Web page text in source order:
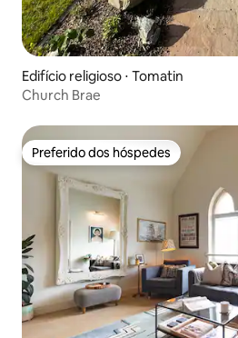
Edifício religioso ⋅ Tomatin
Church Brae
Preferido dos hóspedes
Preferido dos hóspedes